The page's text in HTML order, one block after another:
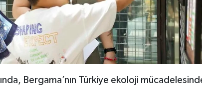
Bergama’nın Türkiye ekoloji